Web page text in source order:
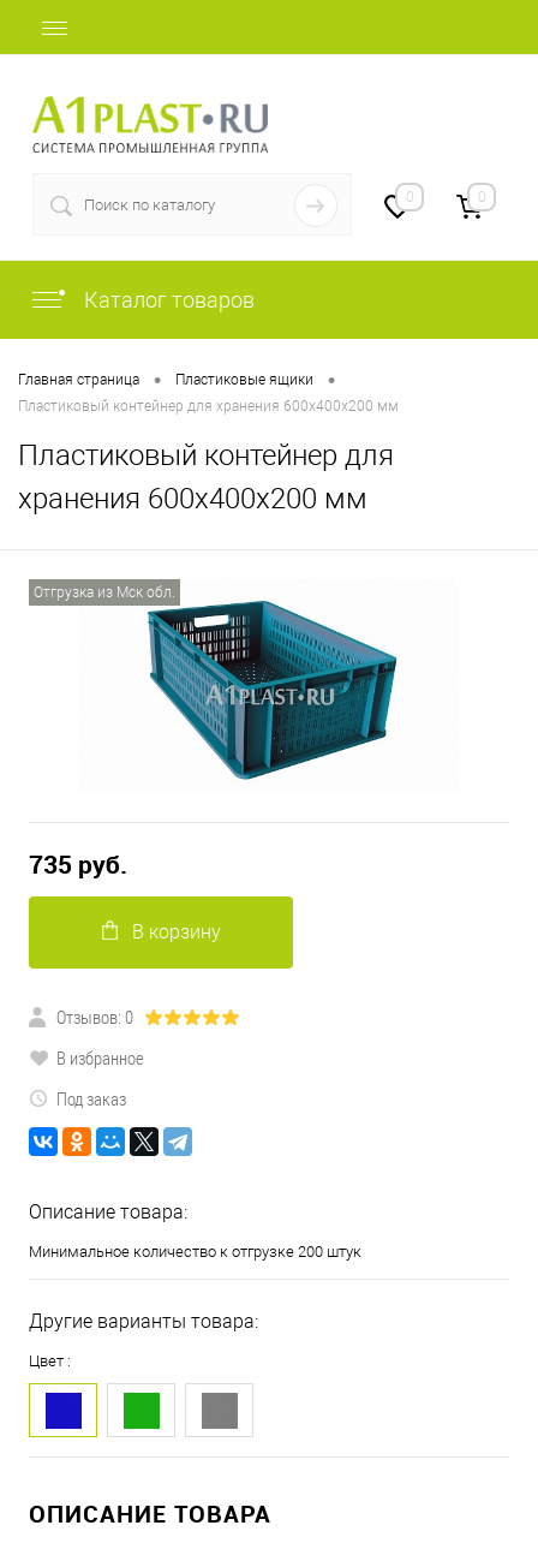
0 0
Каталог товаров
Главная страница • Пластиковые ящики •
Пластиковый контейнер для хранения 600х400х200 мм
Пластиковый контейнер для
хранения 600х400х200 мм
Отгрузка из Мск обл.
735 руб.
В корзину
Отзывов: 0
В избранное
Под заказ
Описание товара:
Минимальное количество к отгрузке 200 штук
Другие варианты товара:
Цвет :
ОПИСАНИЕ ТОВАРА